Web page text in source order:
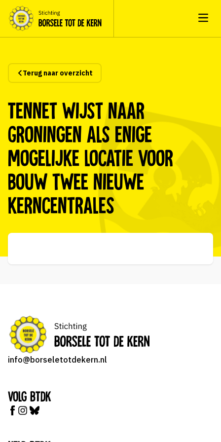
Terug naar overzicht
Tennet wijst naar
Groningen als enige
mogelijke locatie voor
bouw twee nieuwe
kerncentrales
info@borseletotdekern.nl
Volg BTDK